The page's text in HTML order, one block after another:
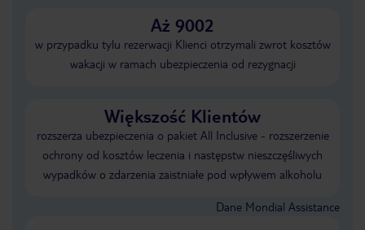
Aż 9002
w przypadku tylu rezerwacji Klienci otrzymali zwrot kosztów
wakacji w ramach ubezpieczenia od rezygnacji
Większość Klientów
rozszerza ubezpieczenia o pakiet All Inclusive - rozszerzenie
ochrony od kosztów leczenia i następstw nieszczęśliwych
wypadków o zdarzenia zaistniałe pod wpływem alkoholu
Dane Mondial Assistance